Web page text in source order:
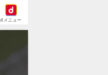
dメニュー